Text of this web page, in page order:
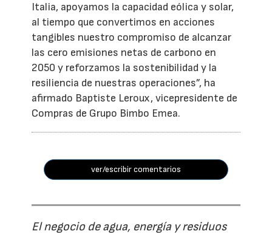
Italia, apoyamos la capacidad eólica y solar,
al tiempo que convertimos en acciones
tangibles nuestro compromiso de alcanzar
las cero emisiones netas de carbono en
2050 y reforzamos la sostenibilidad y la
resiliencia de nuestras operaciones”, ha
afirmado Baptiste Leroux, vicepresidente de
Compras de Grupo Bimbo Emea.
ver/escribir comentarios
El negocio de agua, energía y residuos